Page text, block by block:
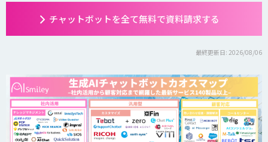
チャットボットを全て無料で資料請求する
最終更新日: 2026/08/06